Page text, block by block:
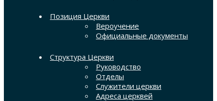
Позиция Церкви
Вероучение
Официальные документы
Структура Церкви
Руководство
Отделы
Служители церкви
Адреса церквей